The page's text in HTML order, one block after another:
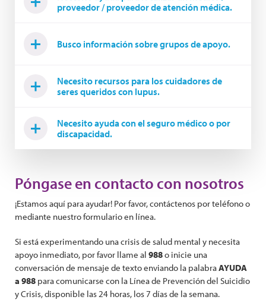
proveedor / proveedor de atención médica.
Busco información sobre grupos de apoyo.
Necesito recursos para los cuidadores de
seres queridos con lupus.
Necesito ayuda con el seguro médico o por
discapacidad.
Póngase en contacto con nosotros
¡Estamos aquí para ayudar! Por favor, contáctenos por teléfono o
mediante nuestro formulario en línea.
Si está experimentando una crisis de salud mental y necesita
apoyo inmediato, por favor llame al 988o inicie una
conversación de mensaje de texto enviando la palabraAYUDA
a 988 para comunicarse con la Línea de Prevención del Suicidio
y Crisis, disponible las 24 horas, los 7 días de la semana.